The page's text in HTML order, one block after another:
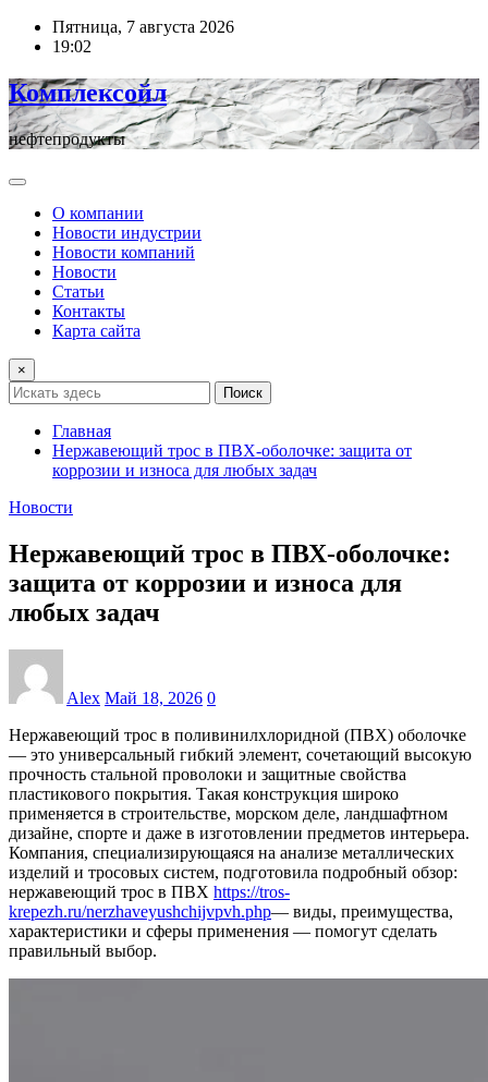
ПерейтиПятница, 7 августа 2026
19:02
Комплексойл
нефтепродукты
О компании
Новости индустрии
Новости компаний
Новости
Статьи
Контакты
Карта сайта
×
Поиск
Главная
Нержавеющий трос в ПВХ-оболочке: защита от
коррозии и износа для любых задач
Новости
Нержавеющий трос в ПВХ-оболочке:
защита от коррозии и износа для
любых задач
Alex Май 18, 2026 0
Нержавеющий трос в поливинилхлоридной (ПВХ) оболочке
— это универсальный гибкий элемент, сочетающий высокую
прочность стальной проволоки и защитные свойства
пластикового покрытия. Такая конструкция широко
применяется в строительстве, морском деле, ландшафтном
дизайне, спорте и даже в изготовлении предметов интерьера.
Компания, специализирующаяся на анализе металлических
изделий и тросовых систем, подготовила подробный обзор:
нержавеющий трос в ПВХ https://tros-
krepezh.ru/nerzhaveyushchijvpvh.php— виды, преимущества,
характеристики и сферы применения — помогут сделать
правильный выбор.